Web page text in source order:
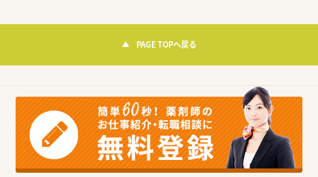
PAGE TOPへ戻る